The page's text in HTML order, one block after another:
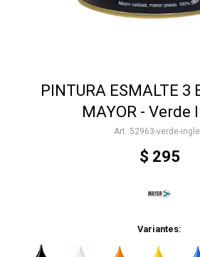
PINTURA ESMALTE 3
MAYOR - Verde
52963-verde-
$ 295
Variantes:
Varios